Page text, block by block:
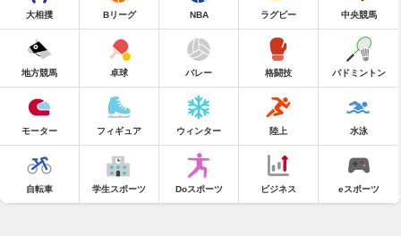
大相撲 Bリーグ NBA ラグビー 中央競馬
地方競馬 卓球 バレー 格闘技 バドミントン
モーター フィギュア ウィンター 陸上 水泳
自転車 学生スポーツ Doスポーツ ビジネス eスポーツ